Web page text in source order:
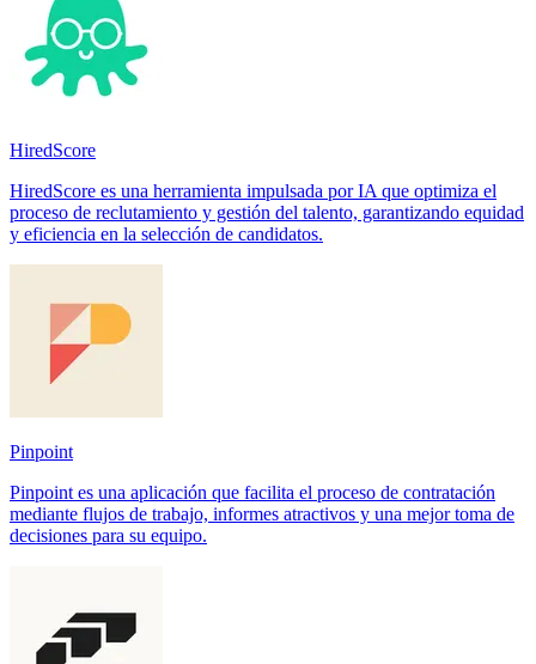
HiredScore
HiredScore es una herramienta impulsada por IA que optimiza el
proceso de reclutamiento y gestión del talento, garantizando equidad
y eficiencia en la selección de candidatos.
Pinpoint
Pinpoint es una aplicación que facilita el proceso de contratación
mediante flujos de trabajo, informes atractivos y una mejor toma de
decisiones para su equipo.